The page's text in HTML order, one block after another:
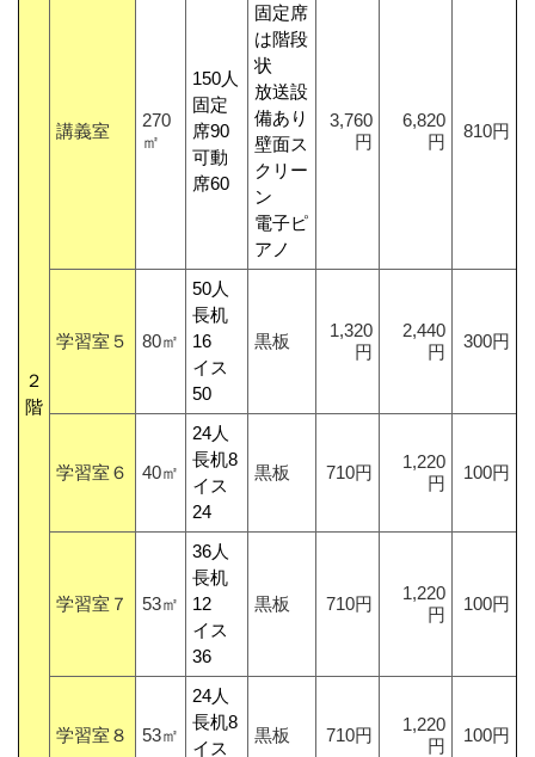
２
階
講義室
270
㎡
150人
固定
席90
可動
席60
固定席
は階段
状
放送設
備あり
壁面ス
クリー
ン
電子ピ
アノ
3,760
円
6,820
円
810円
学習室５ 80㎡
50人
長机
16
イス
50
黒板
1,320
円
2,440
円
300円
学習室６ 40㎡
24人
長机8
イス
24
黒板 710円
1,220
円
100円
学習室７ 53㎡
36人
長机
12
イス
36
黒板 710円
1,220
円
100円
学習室８ 53㎡
24人
長机8
イス
黒板 710円
1,220
円
100円